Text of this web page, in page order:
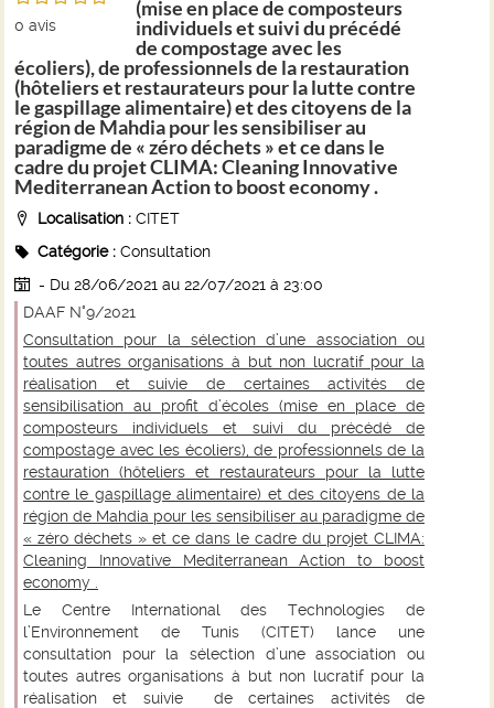
0 avis
(mise en place de composteurs
individuels et suivi du précédé
de compostage avec les
écoliers), de professionnels de la restauration
(hôteliers et restaurateurs pour la lutte contre
le gaspillage alimentaire) et des citoyens de la
région de Mahdia pour les sensibiliser au
paradigme de « zéro déchets » et ce dans le
cadre du projet CLIMA: Cleaning Innovative
Mediterranean Action to boost economy .
Localisation : CITET
Catégorie : Consultation
- Du 28/06/2021 au 22/07/2021à 23:00
DAAF N°9/2021
Consultation pour la sélection d’une association ou
toutes autres organisations à but non lucratif pour la
réalisation et suivie de certaines activités de
sensibilisation au profit d’écoles (mise en place de
composteurs individuels et suivi du précédé de
compostage avec les écoliers), de professionnels de la
restauration (hôteliers et restaurateurs pour la lutte
contre le gaspillage alimentaire) et des citoyens de la
région de Mahdia pour les sensibiliser au paradigme de
« zéro déchets » et ce dans le cadre du projet CLIMA:
Cleaning Innovative Mediterranean Action to boost
economy .
Le Centre International des Technologies de
l’Environnement de Tunis (CITET) lance une
consultation pour la sélection d’une association ou
toutes autres organisations à but non lucratif pour la
réalisation et suivie de certaines activités de